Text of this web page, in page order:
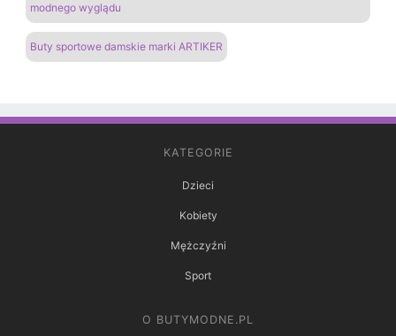
modnego wyglądu
Buty sportowe damskie marki ARTIKER
KATEGORIE
Dzieci
Kobiety
Mężczyźni
Sport
O BUTYMODNE.PL